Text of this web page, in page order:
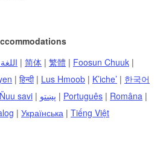
| 简体 | 繁體 | Foosun Chuuk |
| हिन्दी| Lus Hmoob | K’iche’ | 한국어
Ñuu savi | پښتو | Português | Româna |
| Українська | Tiếng Việt